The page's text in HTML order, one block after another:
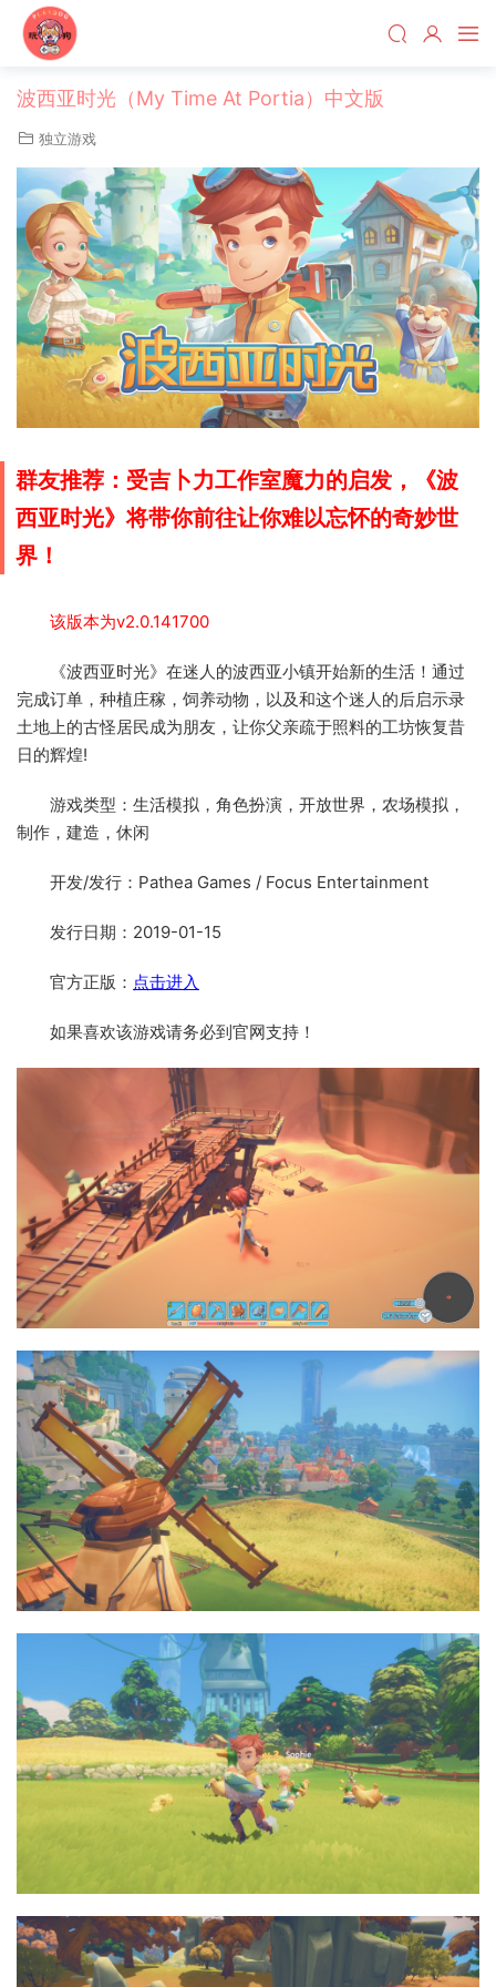
波西亚时光（My Time At Portia）中文版
独立游戏
群友推荐：受吉卜力工作室魔力的启发，《波
西亚时光》将带你前往让你难以忘怀的奇妙世
界！
该版本为v2.0.141700
《波西亚时光》在迷人的波西亚小镇开始新的生活！通过
完成订单，种植庄稼，饲养动物，以及和这个迷人的后启示录
土地上的古怪居民成为朋友，让你父亲疏于照料的工坊恢复昔
日的辉煌!
游戏类型：生活模拟，角色扮演，开放世界，农场模拟，
制作，建造，休闲
开发/发行：Pathea Games / Focus Entertainment
发行日期：2019-01-15
官方正版： 点击进入
如果喜欢该游戏请务必到官网支持！